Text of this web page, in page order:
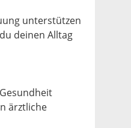
unterstützen
deinen Alltag
ärztliche